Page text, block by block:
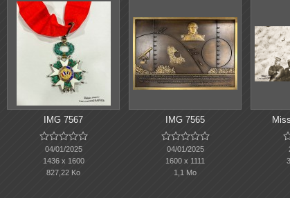
IMG 7567

04/01/2025
1436 x 1600
827,22 Ko
IMG 7565

04/01/2025
1600 x 1111
1,1 Mo